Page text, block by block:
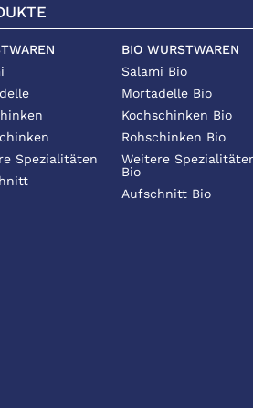
Spezialitäten
BIO WURSTWAREN
Salami Bio
Mortadelle Bio
Kochschinken Bio
Rohschinken Bio
Weitere
Bio
Aufschnitt Bio